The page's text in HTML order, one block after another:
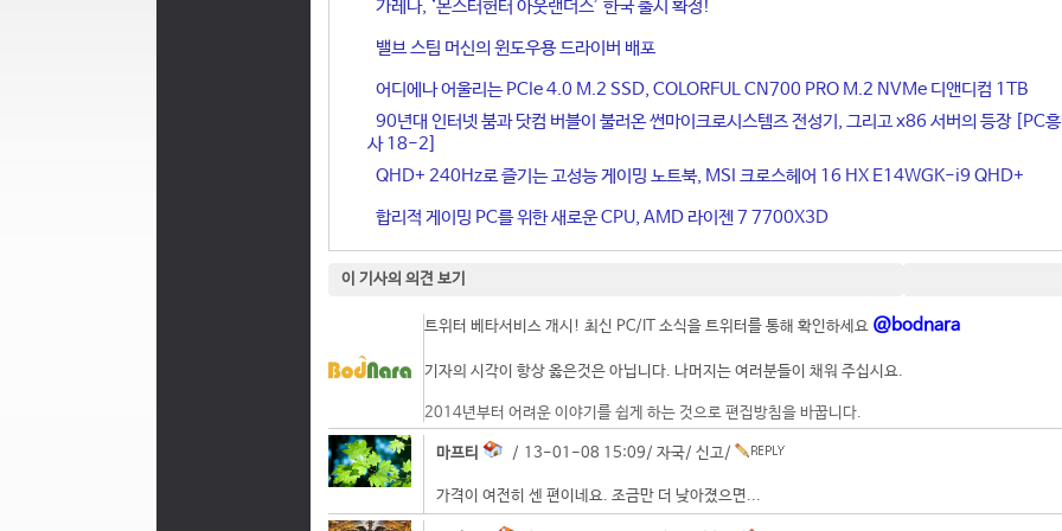
가레나, ‘몬스터헌터 아웃랜더스’ 한국 출시 확정!
밸브 스팀 머신의 윈도우용 드라이버 배포
어디에나 어울리는 PCIe 4.0 M.2 SSD, COLORFUL CN700 PRO M.2 NVMe 디앤디컴 1TB
90년대 인터넷 붐과 닷컴 버블이 불러온 썬마이크로시스템즈 전성기, 그리고 x86 서버의 등장 [PC
사 18-2]
QHD+ 240Hz로 즐기는 고성능 게이밍 노트북, MSI 크로스헤어 16 HX E14WGK-i9 QHD+
합리적 게이밍 PC를 위한 새로운 CPU, AMD 라이젠 7 7700X3D
이 기사의 의견 보기
트위터 베타서비스 개시! 최신 PC/IT 소식을 트위터를 통해 확인하세요 @bodnara
기자의 시각이 항상 옳은것은 아닙니다. 나머지는 여러분들이 채워 주십시요.
2014년부터 어려운 이야기를 쉽게 하는 것으로 편집방침을 바꿉니다.
마프티 / 13-01-08 15:09/ 자국/ 신고/
가격이 여전히 센 편이네요. 조금만 더 낮아졌으면...